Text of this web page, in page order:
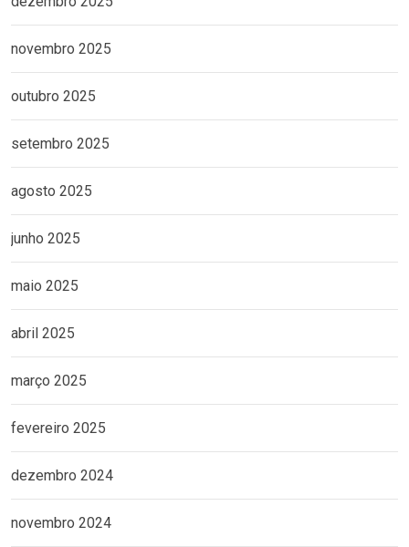
novembro 2025
outubro 2025
setembro 2025
agosto 2025
junho 2025
maio 2025
abril 2025
março 2025
fevereiro 2025
dezembro 2024
novembro 2024